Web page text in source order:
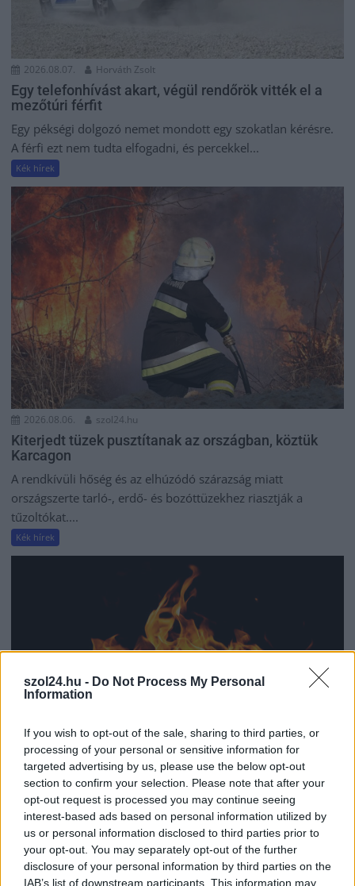
szol24.hu - Do Not Process My Personal
Information
If you wish to opt-out of the sale, sharing to third parties, or
processing of your personal or sensitive information for
targeted advertising by us, please use the below opt-out
section to confirm your selection. Please note that after your
opt-out request is processed you may continue seeing
interest-based ads based on personal information utilized by
us or personal information disclosed to third parties prior to
your opt-out. You may separately opt-out of the further
disclosure of your personal information by third parties on the
IAB’s list of downstream participants. This information may
2026.08.07. Horváth Zsolt
Egy telefonhívást akart, végül rendőrök vitték el a
mezőtúri férfit
Egy pékségi dolgozó nemet mondott egy szokatlan kérésre.
A férfi ezt nem tudta elfogadni, és percekkel...
Kék hírek
2026.08.06. szol24.hu
Kiterjedt tüzek pusztítanak az országban, köztük
Karcagon
A rendkívüli hőség és az elhúzódó szárazság miatt
országszerte tarló-, erdő- és bozóttüzekhez riasztják a
tűzoltókat....
Kék hírek
2026.08.05. Horváth Zsolt
Hatalmas lángok csaptak fel Szolnokon
Nem indult nyugodtan a szerda reggel Szolnokon, ugyanis
egy nagy kiterjedésű tűzeset miatt több egységnek is...
Kék hírek